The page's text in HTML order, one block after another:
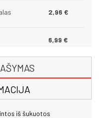
2,96 €
6,99 €
iš šukuotos